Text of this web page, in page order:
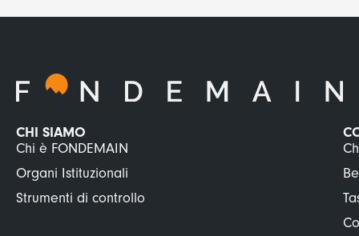
CHI SIAMO
Chi è FONDEMAIN
Organi Istituzionali
Strumenti di controllo